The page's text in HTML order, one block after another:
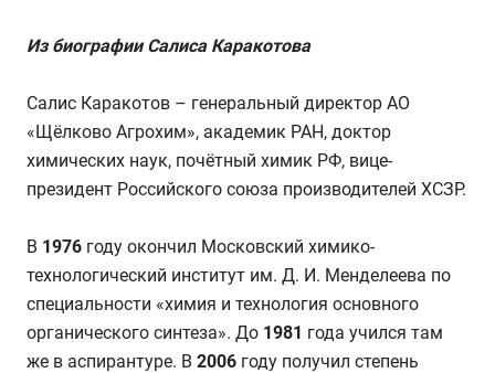
Из биографии Салиса Каракотова
Салис Каракотов – генеральный директор АО
«Щёлково Агрохим», академик РАН, доктор
химических наук, почётный химик РФ, вице-
президент Российского союза производителей ХСЗР.
В 1976 году окончил Московский химико-
технологический институт им. Д. И. Менделеева по
специальности «химия и технология основного
органического синтеза». До 1981 года учился там
же в аспирантуре. В 2006 году получил степень